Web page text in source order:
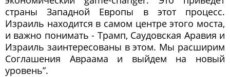
страны Западной Европы в этот процесс.
Израиль находится в самом центре этого моста,
и важно понимать - Трамп, Саудовская Аравия и
Израиль заинтересованы в этом. Мы расширим
Соглашения Авраама и выйдем на новый
уровень”.